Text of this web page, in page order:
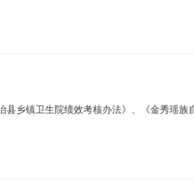
乡镇卫生院绩效考核办法》、《金秀瑶族